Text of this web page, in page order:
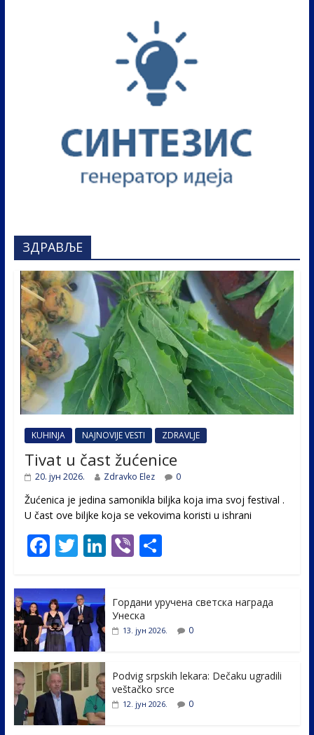
ЗДРАВЉЕ
KUHINJA NAJNOVIJE VESTI ZDRAVLJE
Tivat u čast žućenice
20. јун 2026. Zdravko Elez 0
Žućenica je jedina samonikla biljka koja ima svoj festival .
U čast ovе biljke koja se vekovima koristi u ishrani
F
e
b
o
o
k
T
itt
er
Li
e
dI
Vi S
e
Гордани уручена светска награда
Унеска
13. јун 2026. 0
Podvig srpskih lekara: Dečaku ugradili
veštačko srce
12. јун 2026. 0